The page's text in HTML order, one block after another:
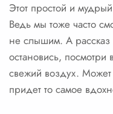
Этот простой и
Ведь мы тоже часто
не слышим. А рассказ
остановись,
свежий воздух. Может
придет то самое